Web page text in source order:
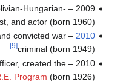
2009 –
Hungarian-
and actor (born 1960)
2010
–
convicted war
criminal (born 1949)
[9]
2010 –
created the
Program (born 1926)